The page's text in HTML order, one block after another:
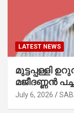
LATEST NEWS
മുട്ടപ്പള്ളി
മജീദണ്ണൻ
July 6, 2026